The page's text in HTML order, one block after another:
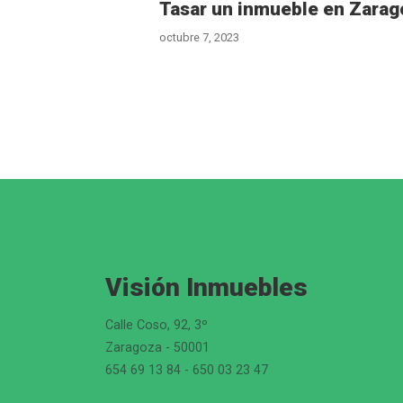
Tasar un inmueble en
octubre 7, 2023
Visión Inmuebles
Calle Coso, 92, 3º
Zaragoza - 50001
654 69 13 84 - 650 03 23 47